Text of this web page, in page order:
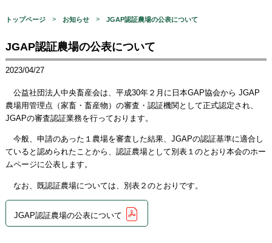
トップページ お知らせ JGAP認証農場の公表について
JGAP認証農場の公表について
2023/04/27
公益社団法人中央畜産会は、平成30年２月に日本GAP協会から JGAP
農場用管理点（家畜・畜産物）の審査・認証機関として正式認定され、
JGAPの審査認証業務を行っております。
今般、申請のあった１農場を審査した結果、JGAPの認証基準に適合し
ていると認められたことから、認証農場として別表１のとおり本会のホー
ムページに公表します。
なお、既認証農場については、別表２のとおりです。
JGAP認証農場の公表について